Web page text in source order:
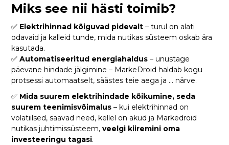
Miks see nii hästi toimib?
✅ Elektrihinnad kõiguvad pidevalt – turul on alati
odavaid ja kalleid tunde, mida nutikas süsteem oskab ära
kasutada.
✅Automatiseeritud energiahaldus – unustage
päevane hindade jälgimine – MarkeDroid haldab kogu
protsessi automaatselt, säästes teie aega ja ... närve.
✅ Mida suurem elektrihindade kõikumine, seda
suurem teenimisvõimalus – kui elektrihinnad on
volatiilsed, saavad need, kellel on akud ja Markedroid
nutikas juhtimissüsteem,veelgi kiiremini oma
investeeringu tagasi.